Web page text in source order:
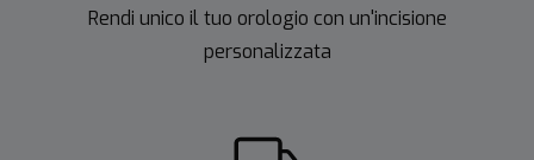
Rendi unico il tuo orologio con un'incisione
personalizzata